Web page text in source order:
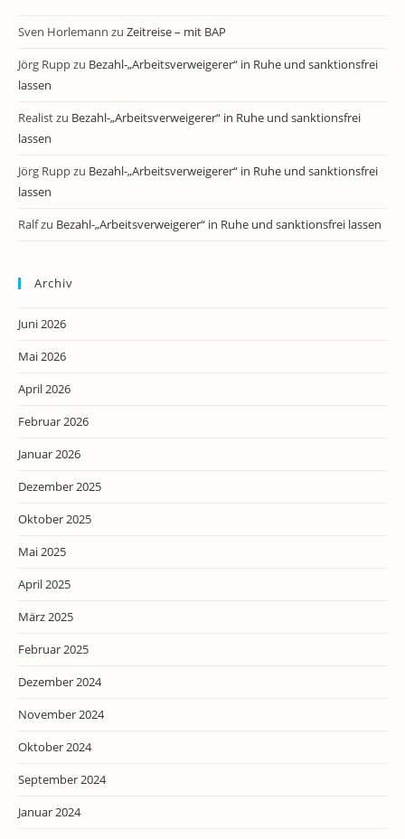
Sven Horlemann zu Zeitreise – mit BAP
Jörg Ruppzu Bezahl-„Arbeitsverweigerer“ in Ruhe und sanktionsfrei
lassen
Realistzu Bezahl-„Arbeitsverweigerer“ in Ruhe und sanktionsfrei
lassen
Jörg Ruppzu Bezahl-„Arbeitsverweigerer“ in Ruhe und sanktionsfrei
lassen
Ralfzu Bezahl-„Arbeitsverweigerer“ in Ruhe und sanktionsfrei lassen
Archiv
Juni 2026
Mai 2026
April 2026
Februar 2026
Januar 2026
Dezember 2025
Oktober 2025
Mai 2025
April 2025
März 2025
Februar 2025
Dezember 2024
November 2024
Oktober 2024
September 2024
Januar 2024